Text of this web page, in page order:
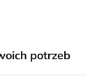
potrzeb